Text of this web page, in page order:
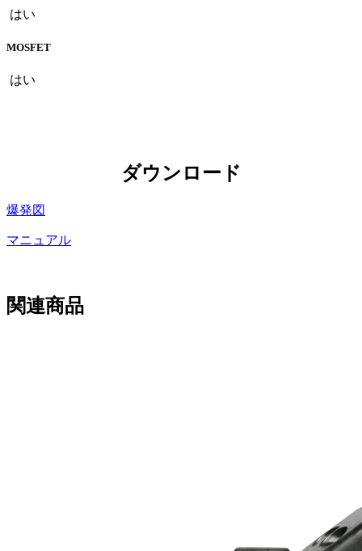
はい
MOSFET
はい
ダウンロード
爆発図
マニュアル
関連商品